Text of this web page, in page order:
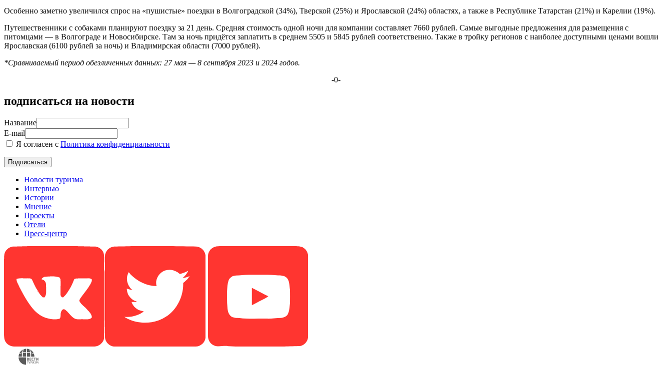
Особенно заметно увеличился спрос на «пушистые» поездки в Волгоградской (34%), Тверской (25%) и Ярославской (24%) областях, а также в Республике Татарстан (21%) и Карелии (19%).
Путешественники с собаками планируют поездку за 21 день. Средняя стоимость одной ночи для компании составляет 7660 рублей. Самые выгодные предложения для размещения с
питомцами — в Волгограде и Новосибирске. Там за ночь придётся заплатить в среднем 5505 и 5845 рублей соответственно. Также в тройку регионов с наиболее доступными ценами вошли
Ярославская (6100 рублей за ночь) и Владимирская области (7000 рублей).
*Сравниваемый период обезличенных данных: 27 мая — 8 сентября 2023 и 2024 годов.
-0-
подписаться на новости
Название
E-mail
Я согласен с Политика конфиденциальности
Новости туризма
Интервью
Истории
Мнение
Проекты
Отели
Пресс-центр